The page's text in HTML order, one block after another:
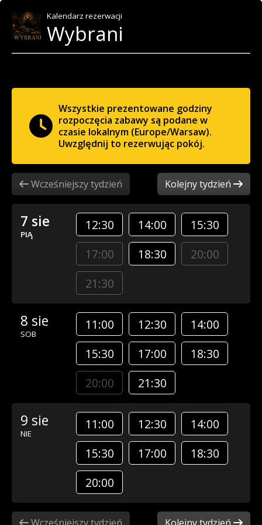
Kalendarz rezerwacji
Wybrani
Wszystkie prezentowane godziny
rozpoczęcia zabawy są podane w
czasie lokalnym (Europe/Warsaw).
Uwzględnij to rezerwując pokój.
Wcześniejszy tydzień Kolejny tydzień
7 sie
PIĄ
12:30 14:00
15:30
17:00
18:30
20:00
21:30
8 sie
SOB
11:00 12:30
14:00
15:30
17:00
18:30
20:00
21:30
9 sie
NIE
11:00 12:30
14:00
15:30
17:00
18:30
20:00